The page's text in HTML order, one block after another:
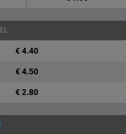
€ 4.40
€ 4.50
€ 2.80